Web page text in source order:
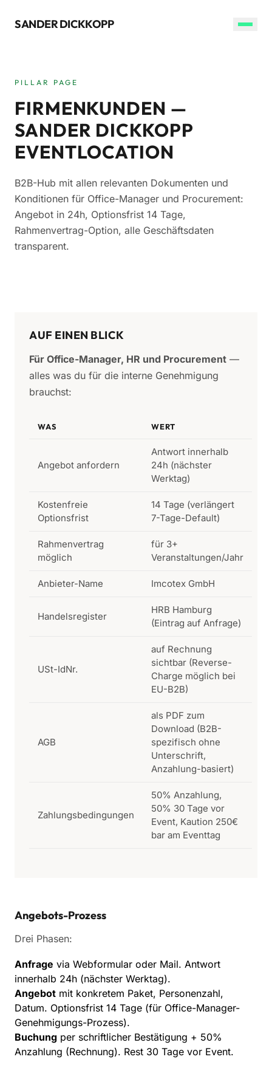
SANDER DICKKOPP
PILLAR PAGE
FIRMENKUNDEN —
SANDER DICKKOPP
EVENTLOCATION
B2B-Hub mit allen relevanten Dokumenten und
Konditionen für Office-Manager und Procurement:
Angebot in 24h, Optionsfrist 14 Tage,
Rahmenvertrag-Option, alle Geschäftsdaten
transparent.
AUF EINEN BLICK
Für Office-Manager, HR und Procurement —
alles was du für die interne Genehmigung
brauchst:
WAS WERT
Angebot anfordern
Antwort innerhalb
24h (nächster
Werktag)
Kostenfreie
Optionsfrist
14 Tage (verlängert
7-Tage-Default)
Rahmenvertrag
möglich
für 3+
Veranstaltungen/Jahr
Anbieter-Name Imcotex GmbH
Handelsregister
HRB Hamburg
(Eintrag auf Anfrage)
USt-IdNr.
auf Rechnung
sichtbar (Reverse-
Charge möglich bei
EU-B2B)
AGB
als PDF zum
Download (B2B-
spezifisch ohne
Unterschrift,
Anzahlung-basiert)
Zahlungsbedingungen
50% Anzahlung,
50% 30 Tage vor
Event, Kaution 250€
bar am Eventtag
Angebots-Prozess
Drei Phasen:
Anfrage via Webformular oder Mail. Antwort
innerhalb 24h (nächster Werktag).
Angebot mit konkretem Paket, Personenzahl,
Datum. Optionsfrist 14 Tage (für Office-Manager-
Genehmigungs-Prozess).
Buchung per schriftlicher Bestätigung + 50%
Anzahlung (Rechnung). Rest 30 Tage vor Event.